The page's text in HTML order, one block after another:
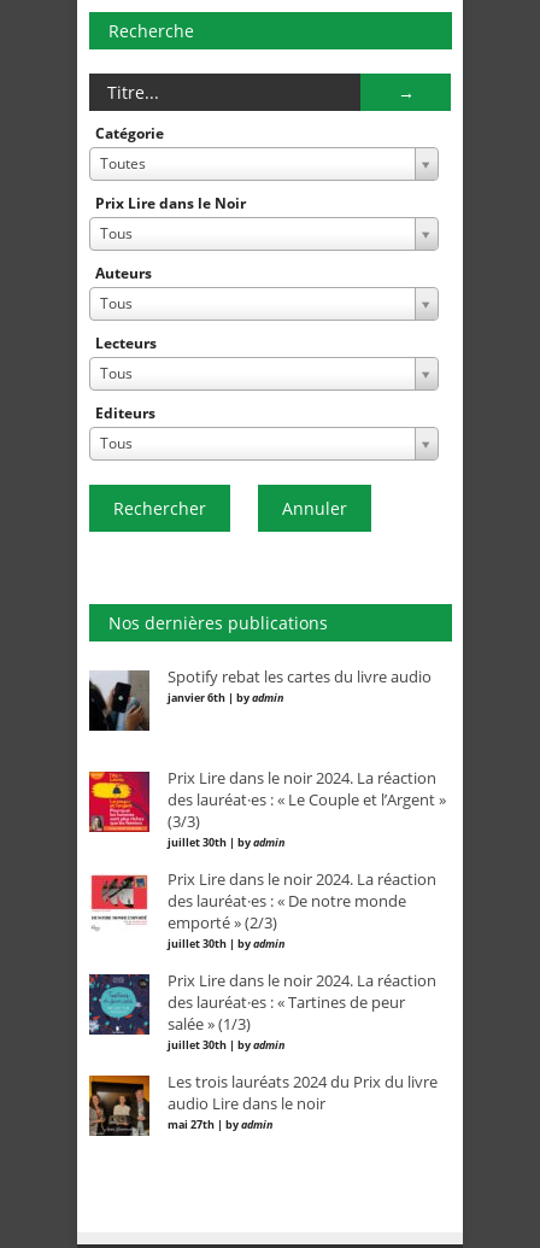
Recherche
Catégorie
Toutes
Prix Lire dans le Noir
Tous
Auteurs
Tous
Lecteurs
Tous
Editeurs
Tous
Rechercher Annuler
Nos dernières publications
Spotify rebat les cartes du livre audio
janvier 6th | byadmin
Prix Lire dans le noir 2024. La réaction
des lauréat·es : « Le Couple et l’Argent »
(3/3)
juillet 30th | byadmin
Prix Lire dans le noir 2024. La réaction
des lauréat·es : « De notre monde
emporté » (2/3)
juillet 30th | byadmin
Prix Lire dans le noir 2024. La réaction
des lauréat·es : « Tartines de peur
salée » (1/3)
juillet 30th | byadmin
Les trois lauréats 2024 du Prix du livre
audio Lire dans le noir
mai 27th | byadmin